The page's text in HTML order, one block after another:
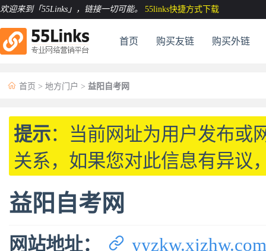
欢迎来到「55Links」 ，链接一切可能。 55links快捷方式下载
首页 购买友链 购买外链
 首页 > 地方门户 > 益阳自考网
提示：当前网址为用户发布或
关系，如果您对此信息有异议
益阳自考网
网站地址：  yyzkw.xjzhw.com